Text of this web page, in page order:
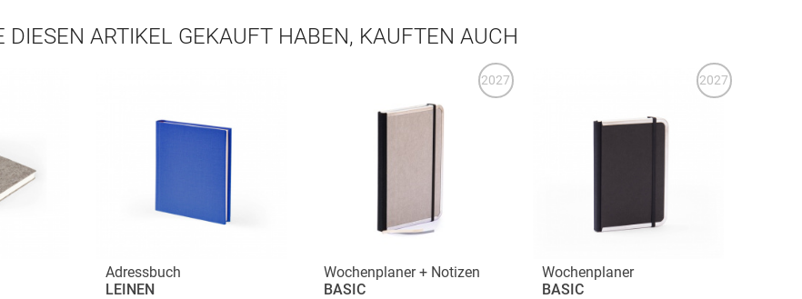
DIESEN ARTIKEL GEKAUFT HABEN, KAUFTEN AUCH
Adressbuch
LEINEN
Wochenplaner + Notizen
BASIC
2027
Wochenplaner
BASIC
2027